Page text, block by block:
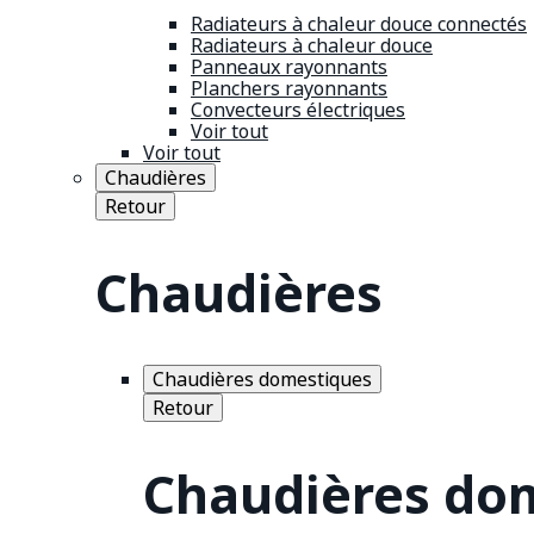
Radiateurs à chaleur douce connectés
Radiateurs à chaleur douce
Panneaux rayonnants
Planchers rayonnants
Convecteurs électriques
Voir tout
Voir tout
Chaudières
Retour
Chaudières
Chaudières domestiques
Retour
Chaudières